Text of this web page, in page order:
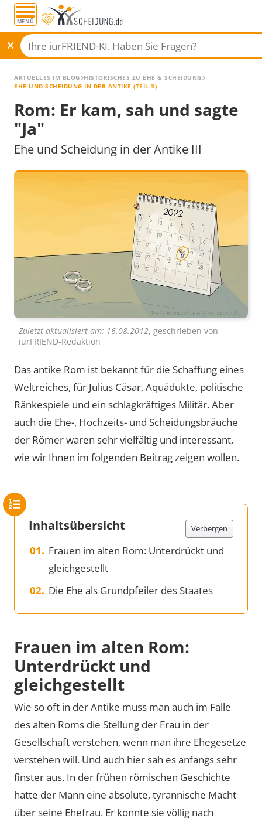
MENÜ
AKTUELLES IM BLOG HISTORISCHES ZU EHE & SCHEIDUNG
EHE UND SCHEIDUNG IN DER ANTIKE (TEIL 3)
Rom: Er kam, sah und sagte
"Ja"
Ehe und Scheidung in der Antike III
Zuletzt aktualisiert am: 16.08.2012, geschrieben von
iurFRIEND-Redaktion
Das antike Rom ist bekannt für die Schaffung eines
Weltreiches, für Julius Cäsar, Aquädukte, politische
Ränkespiele und ein schlagkräftiges Militär. Aber
auch die Ehe-, Hochzeits- und Scheidungsbräuche
der Römer waren sehr vielfältig und interessant,
wie wir Ihnen im folgenden Beitrag zeigen wollen.
Inhaltsübersicht Verbergen
Frauen im alten Rom: Unterdrückt und
gleichgestellt
Die Ehe als Grundpfeiler des Staates
Frauen im alten Rom:
Unterdrückt und
gleichgestellt
Wie so oft in der Antike muss man auch im Falle
des alten Roms die Stellung der Frau in der
Gesellschaft verstehen, wenn man ihre Ehegesetze
verstehen will. Und auch hier sah es anfangs sehr
finster aus. In der frühen römischen Geschichte
hatte der Mann eine absolute, tyrannische Macht
über seine Ehefrau. Er konnte sie völlig nach